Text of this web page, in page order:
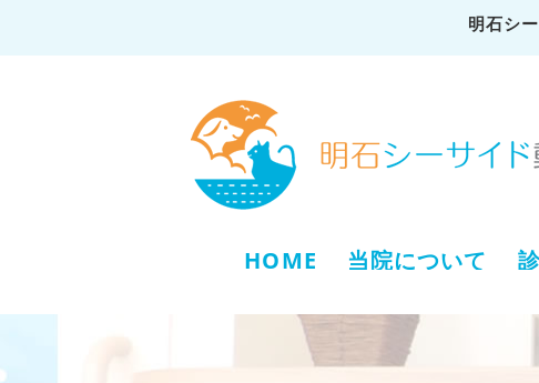
明石シ
HOME 当院について